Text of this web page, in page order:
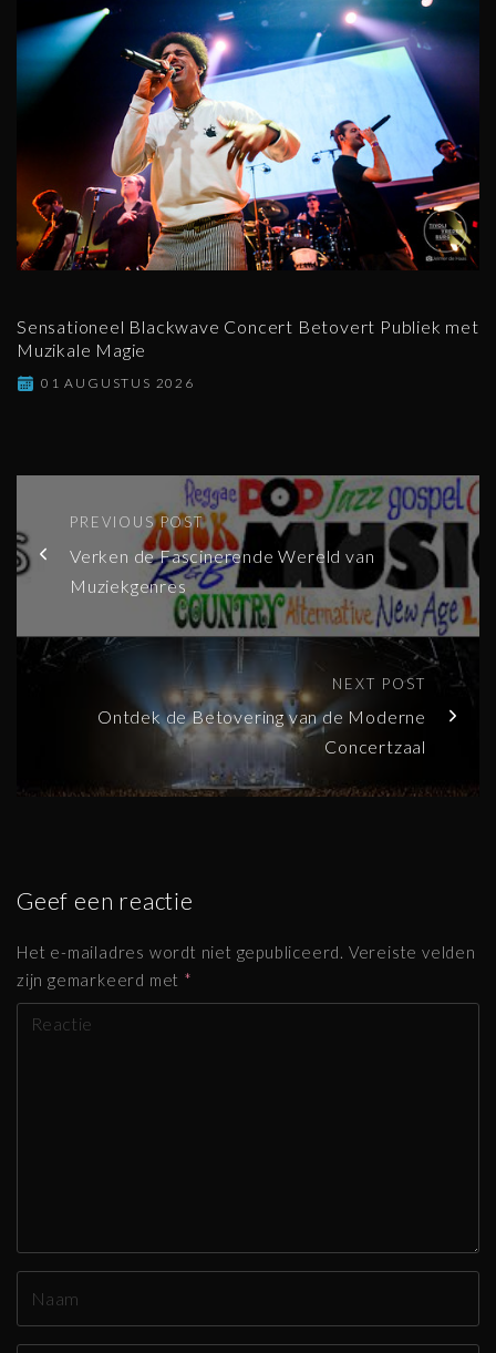
Sensationeel Blackwave Concert Betovert Publiek met
Muzikale Magie
01 AUGUSTUS 2026
PREVIOUS POST
Verken de Fascinerende Wereld van
Muziekgenres
NEXT POST
Ontdek de Betovering van de Moderne
Concertzaal
Geef een reactie
Het e-mailadres wordt niet gepubliceerd. Vereiste velden
zijn gemarkeerd met *